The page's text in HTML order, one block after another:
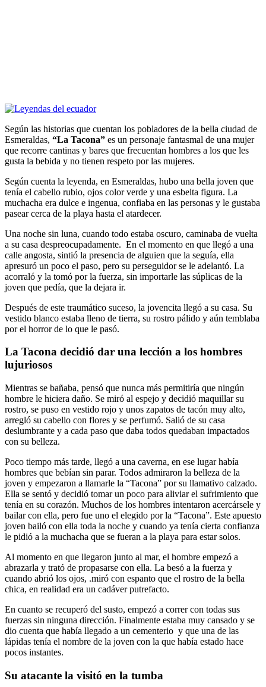
Según las historias que cuentan los pobladores de la bella ciudad de
Esmeraldas, “La Tacona” es un personaje fantasmal de una mujer
que recorre cantinas y bares que frecuentan hombres a los que les
gusta la bebida y no tienen respeto por las mujeres.
Según cuenta la leyenda, en Esmeraldas, hubo una bella joven que
tenía el cabello rubio, ojos color verde y una esbelta figura. La
muchacha era dulce e ingenua, confiaba en las personas y le gustaba
pasear cerca de la playa hasta el atardecer.
Una noche sin luna, cuando todo estaba oscuro, caminaba de vuelta
a su casa despreocupadamente. En el momento en que llegó a una
calle angosta, sintió la presencia de alguien que la seguía, ella
apresuró un poco el paso, pero su perseguidor se le adelantó. La
acorraló y la tomó por la fuerza, sin importarle las súplicas de la
joven que pedía, que la dejara ir.
Después de este traumático suceso, la jovencita llegó a su casa. Su
vestido blanco estaba lleno de tierra, su rostro pálido y aún temblaba
por el horror de lo que le pasó.
La Tacona decidió dar una lección a los hombres
lujuriosos
Mientras se bañaba, pensó que nunca más permitiría que ningún
hombre le hiciera daño. Se miró al espejo y decidió maquillar su
rostro, se puso en vestido rojo y unos zapatos de tacón muy alto,
arregló su cabello con flores y se perfumó. Salió de su casa
deslumbrante y a cada paso que daba todos quedaban impactados
con su belleza.
Poco tiempo más tarde, llegó a una caverna, en ese lugar había
hombres que bebían sin parar. Todos admiraron la belleza de la
joven y empezaron a llamarle la “Tacona” por su llamativo calzado.
Ella se sentó y decidió tomar un poco para aliviar el sufrimiento que
tenía en su corazón. Muchos de los hombres intentaron acercársele y
bailar con ella, pero fue uno el elegido por la “Tacona”. Este apuesto
joven bailó con ella toda la noche y cuando ya tenía cierta confianza
le pidió a la muchacha que se fueran a la playa para estar solos.
Al momento en que llegaron junto al mar, el hombre empezó a
abrazarla y trató de propasarse con ella. La besó a la fuerza y
cuando abrió los ojos, .miró con espanto que el rostro de la bella
chica, en realidad era un cadáver putrefacto.
En cuanto se recuperó del susto, empezó a correr con todas sus
fuerzas sin ninguna dirección. Finalmente estaba muy cansado y se
dio cuenta que había llegado a un cementerio y que una de las
lápidas tenía el nombre de la joven con la que había estado hace
pocos instantes.
Su atacante la visitó en la tumba